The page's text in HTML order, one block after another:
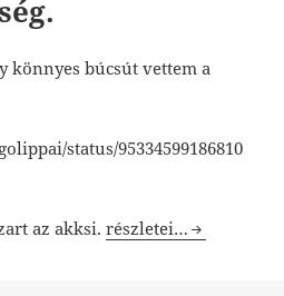
könnyes búcsút vettem a
status/95334599186810
az akksi.Visszamenőség.
részletei…